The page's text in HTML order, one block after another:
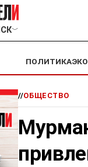
﹀
ПОЛИТИКА
//ОБЩЕСТВО